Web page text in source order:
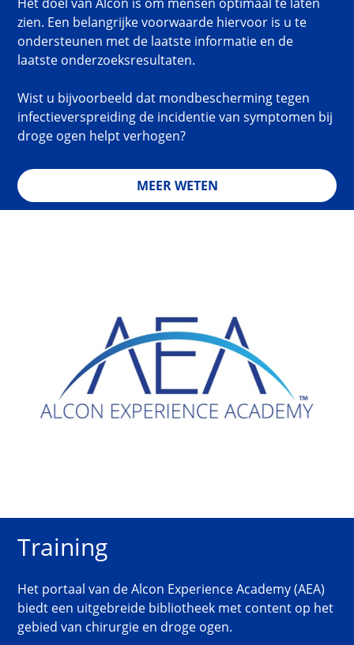
zien. Een belangrijke voorwaarde hiervoor is u te
ondersteunen met de laatste informatie en de
laatste onderzoeksresultaten.
Wist u bijvoorbeeld dat mondbescherming tegen
infectieverspreiding de incidentie van symptomen bij
droge ogen helpt verhogen?
MEER WETEN
Training
Het portaal van de Alcon Experience Academy (AEA)
biedt een uitgebreide bibliotheek met content op het
gebied van chirurgie en droge ogen.